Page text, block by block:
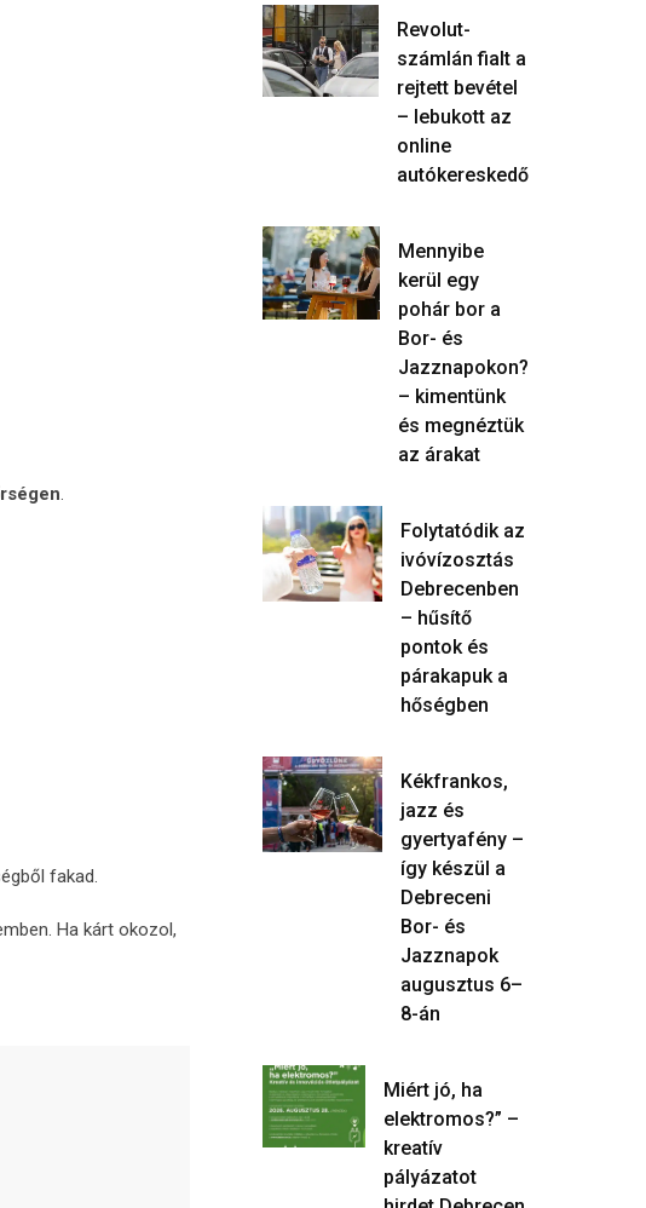
.
fakad.
Ha kárt okozol,
Revolut-
számlán fialt a
rejtett bevétel
– lebukott az
online
autókereskedő
Mennyibe
kerül egy
pohár bor a
Bor- és
Jazznapokon?
– kimentünk
és megnéztük
az árakat
Folytatódik az
ivóvízosztás
Debrecenben
– hűsítő
pontok és
párakapuk a
hőségben
Kékfrankos,
jazz és
gyertyafény –
így készül a
Debreceni
Bor- és
Jazznapok
augusztus 6–
8-án
Miért jó, ha
elektromos?” –
kreatív
pályázatot